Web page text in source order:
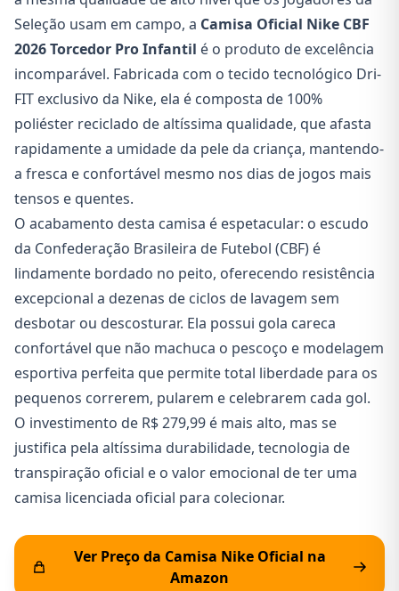
Seleção usam em campo, a Camisa Oficial Nike CBF
2026 Torcedor Pro Infantil é o produto de excelência
incomparável. Fabricada com o tecido tecnológico Dri-
FIT exclusivo da Nike, ela é composta de 100%
poliéster reciclado de altíssima qualidade, que afasta
rapidamente a umidade da pele da criança, mantendo-
a fresca e confortável mesmo nos dias de jogos mais
tensos e quentes.
O acabamento desta camisa é espetacular: o escudo
da Confederação Brasileira de Futebol (CBF) é
lindamente bordado no peito, oferecendo resistência
excepcional a dezenas de ciclos de lavagem sem
desbotar ou descosturar. Ela possui gola careca
confortável que não machuca o pescoço e modelagem
esportiva perfeita que permite total liberdade para os
pequenos correrem, pularem e celebrarem cada gol.
O investimento de R$ 279,99 é mais alto, mas se
justifica pela altíssima durabilidade, tecnologia de
transpiração oficial e o valor emocional de ter uma
camisa licenciada oficial para colecionar.
Ver Preço da Camisa Nike Oficial na
Amazon